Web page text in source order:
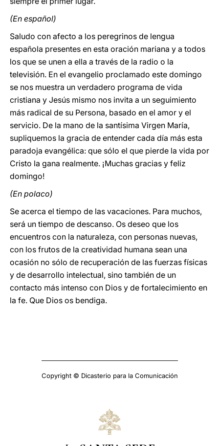
(En español)
Saludo con afecto a los peregrinos de lengua
española presentes en esta oración mariana y a todos
los que se unen a ella a través de la radio o la
televisión. En el evangelio proclamado este domingo
se nos muestra un verdadero programa de vida
cristiana y Jesús mismo nos invita a un seguimiento
más radical de su Persona, basado en el amor y el
servicio. De la mano de la santísima Virgen María,
supliquemos la gracia de entender cada día más esta
paradoja evangélica: que sólo el que pierde la vida por
Cristo la gana realmente. ¡Muchas gracias y feliz
domingo!
(En polaco)
Se acerca el tiempo de las vacaciones. Para muchos,
será un tiempo de descanso. Os deseo que los
encuentros con la naturaleza, con personas nuevas,
con los frutos de la creatividad humana sean una
ocasión no sólo de recuperación de las fuerzas físicas
y de desarrollo intelectual, sino también de un
contacto más intenso con Dios y de fortalecimiento en
la fe. Que Dios os bendiga.
Copyright © Dicasterio para la Comunicación